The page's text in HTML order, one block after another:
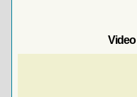
Video